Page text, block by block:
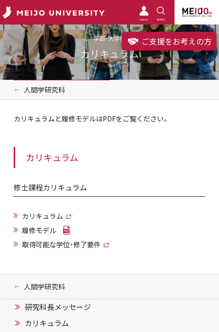
meimo SEARCH
ご支援をお考えの方
学部・大学院
カリキュラム
人間学研究科
カリキュラムと履修モデルはPDFをご覧ください。
カリキュラム
修士課程カリキュラム
カリキュラム
履修モデル
取得可能な学位・修了要件
人間学研究科
研究科長メッセージ
カリキュラム